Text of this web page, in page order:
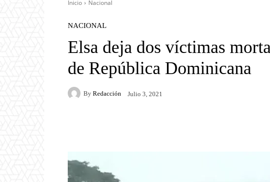
Inicio Nacional
NACIONAL
Elsa deja dos víctimas
de República Dominicana
By Redacción Julio 3, 2021